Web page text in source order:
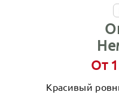
От
Красивый